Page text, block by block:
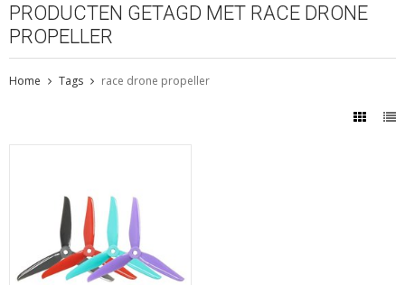
PRODUCTEN GETAGD MET RACE DRONE
PROPELLER
Home Tags race drone propeller